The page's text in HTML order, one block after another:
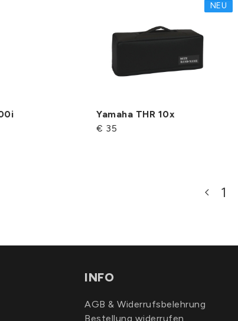
NEU
Yamaha THR 10x
€ 35
1
INFO
AGB & Widerrufsbelehrung
Bestellung widerrufen